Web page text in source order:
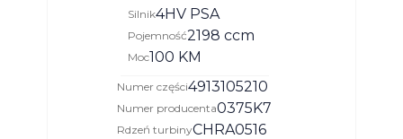
Silnik4HV PSA
Pojemność2198 ccm
Moc100 KM
Numer części4913105210
Numer producenta0375K7
Rdzeń turbinyCHRA0516